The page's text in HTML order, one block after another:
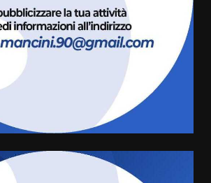
giusta”
8 Agosto 2026 07:15
“I Contestatori: Musica di
Rivoluzione”: nuovo
appuntamento con “Fasano in
Banda”
amarezza per esclusione dal
campionato di calcio”